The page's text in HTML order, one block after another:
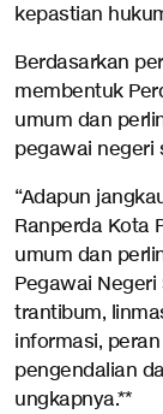
kepastian
Berdasarkan
membentuk
umum dan
pegawai negeri
“Adapun
Ranperda Kota
umum dan
Pegawai Negeri
trantibum,
informasi,
pengendalian
ungkapnya.**